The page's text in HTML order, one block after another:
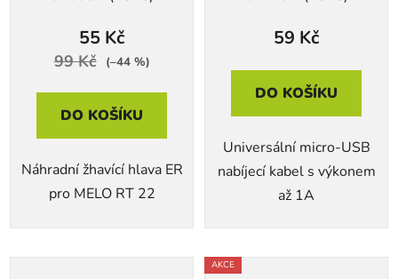
55 Kč
99 Kč (–44 %)
DO KOŠÍKU
Náhradní žhavící hlava ER
pro MELO RT 22
59 Kč
DO KOŠÍKU
Universální micro-USB
nabíjecí kabel s výkonem
až 1A
AKCE